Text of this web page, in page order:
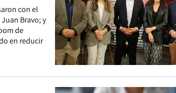
con el
Bravo; y
de
en reducir